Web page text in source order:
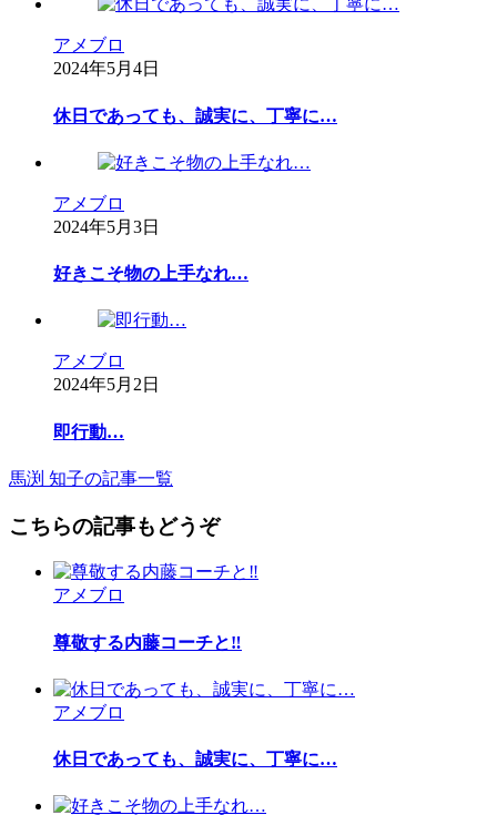
アメブロ
2024年5月4日
休日であっても、誠実に、丁寧に…
アメブロ
2024年5月3日
好きこそ物の上手なれ…
アメブロ
2024年5月2日
即行動…
馬渕 知子の記事一覧
こちらの記事もどうぞ
アメブロ
尊敬する内藤コーチと‼︎
アメブロ
休日であっても、誠実に、丁寧に…